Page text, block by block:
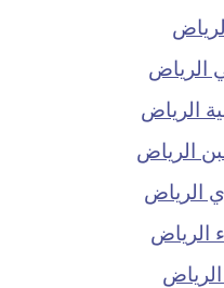
الرياض
الرياض
الرياض
الرياض
الرياض